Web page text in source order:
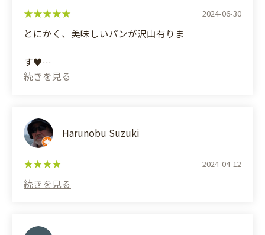
2024-06-30
とにかく、美味しいパンが沢山有りま
す♥️
Harunobu Suzuki
2024-04-12